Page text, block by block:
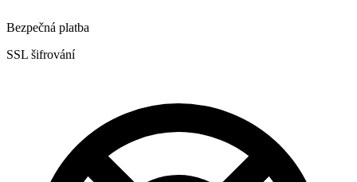
Bezpečná platba
SSL šifrování